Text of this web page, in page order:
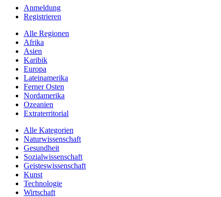
Anmeldung
Registrieren
Alle Regionen
Afrika
Asien
Karibik
Europa
Lateinamerika
Ferner Osten
Nordamerika
Ozeanien
Extraterritorial
Alle Kategorien
Naturwissenschaft
Gesundheit
Sozialwissenschaft
Geisteswissenschaft
Kunst
Technologie
Wirtschaft